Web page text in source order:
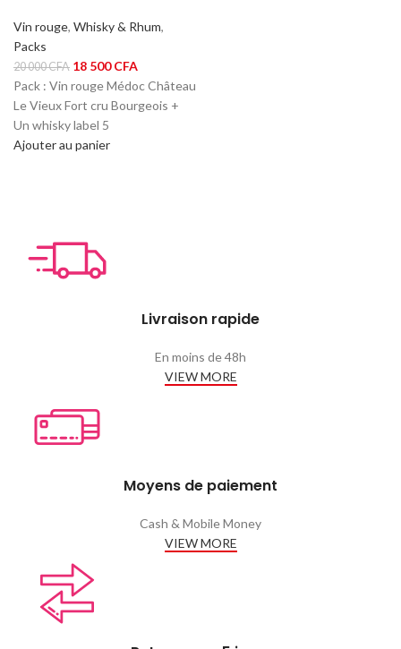
Vin rouge, Whisky & Rhum,
Packs
20 000CFA Le
prix
initial
était :
20
18 500CFA
prix
actuel
Pack : Vin rouge Médoc Château
Le Vieux Fort cru Bourgeois +
Un whisky label 5
Ajouter au panier
Livraison rapide
En moins de 48h
VIEW MORE
Moyens de paiement
Cash & Mobile Money
VIEW MORE